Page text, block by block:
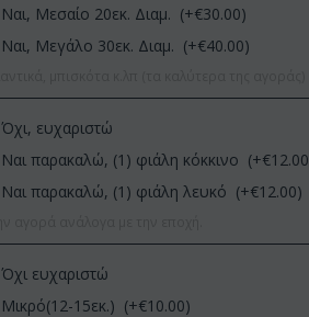
45.00 €39.99
Ναι, Μεσαίο 20εκ. Διαμ. (+€30.00)
Ναι, Μεγάλο 30εκ. Διαμ. (+€40.00)
Όχι, ευχαριστώ
Ναι παρακαλώ, (1) φιάλη κόκκινο (+€12.00
Ναι παρακαλώ, (1) φιάλη λευκό (+€12.00)
Όχι ευχαριστώ
Μικρό(12-15εκ.) (+€10.00)